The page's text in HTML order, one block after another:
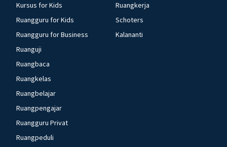
Kursus for Kids
Ruangguru for Kids
Ruangguru for Business
Ruanguji
Ruangbaca
Ruangkelas
Ruangbelajar
Ruangpengajar
Ruangguru Privat
Ruangpeduli
Ruangkerja
Schoters
Kalananti